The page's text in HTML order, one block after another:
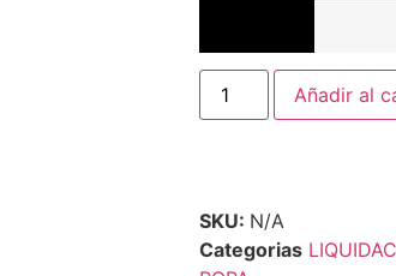
Añadir al
SKU: N/A
Categorias